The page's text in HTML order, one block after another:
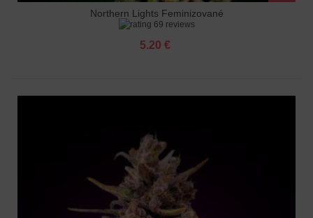
Northern Lights Feminizované
69 reviews
5.20 €